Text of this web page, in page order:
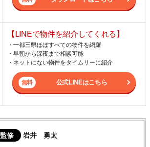
【LINEで物件を紹介してくれる】
・一都三県ほぼすべての物件を網羅
・早朝から深夜まで相談可能
・ネットにない物件をタイムリーに紹介
公式LINEはこちら
監修 岩井 勇太